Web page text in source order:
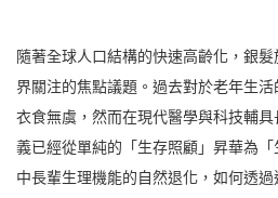
隨著全球人口結構的快速高齡化，銀
界關注的焦點議題。過去對於老年生
衣食無虞，然而在現代醫學與科技輔
義已經從單純的「生存照顧」昇華為
中長輩生理機能的自然退化，如何透